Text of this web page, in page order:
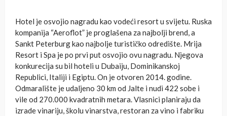
Hotel je osvojio nagradu kao vodeći resort u svijetu. Ruska
kompanija “Aeroflot” je proglašena za najbolji brend, a
Sankt Peterburg kao najbolje turističko odredište. Mrija
Resort i Spa je po prvi put osvojio ovu nagradu. Njegova
konkurecija su bil hoteli u Dubaiju, Dominikanskoj
Republici, Italiji i Egiptu. On je otvoren 2014. godine.
Odmaralište je udaljeno 30 km od Jalte i nudi 422 sobe i
vile od 270.000 kvadratnih metara. Vlasnici planiraju da
izrade vinariju, školu vinarstva, restoran za vino i fabriku